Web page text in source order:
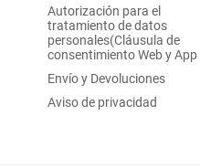
Autorización para el
tratamiento de datos
personales(Cláusula de
consentimiento Web y App
Envío y Devoluciones
Aviso de privacidad